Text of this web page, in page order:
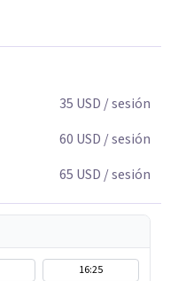
35 USD / sesión
60 USD / sesión
65 USD / sesión
16:25